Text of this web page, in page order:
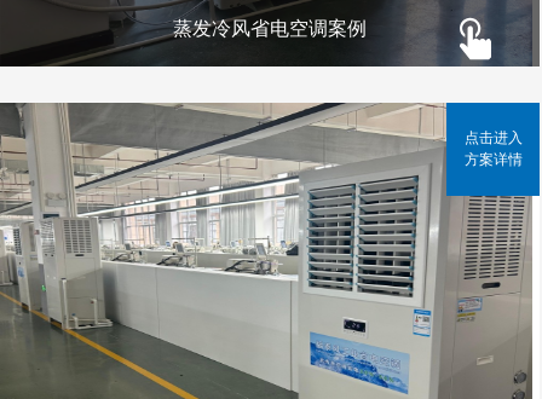
蒸发冷风省电空调案例
点击进入
方案详情